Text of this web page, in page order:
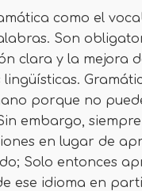
como el
Son
clara y la mejora
lingüísticas.
porque no
embargo,
en lugar de
Solo entonces
ese idioma en